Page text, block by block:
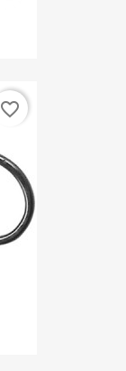
favorite_border